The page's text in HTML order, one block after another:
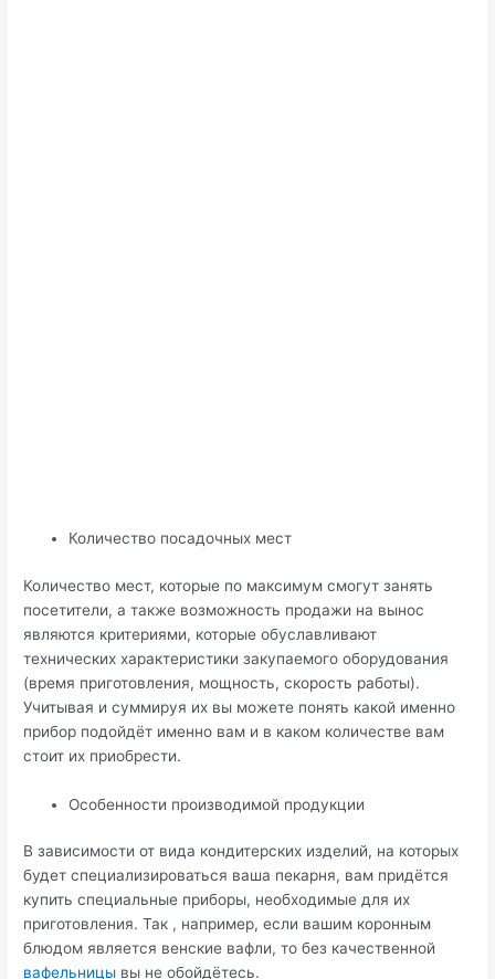
Количество посадочных мест
Количество мест, которые по максимум смогут занять
посетители, а также возможность продажи на вынос
являются критериями, которые обуславливают
технических характеристики закупаемого оборудования
(время приготовления, мощность, скорость работы).
Учитывая и суммируя их вы можете понять какой именно
прибор подойдёт именно вам и в каком количестве вам
стоит их приобрести.
Особенности производимой продукции
В зависимости от вида кондитерских изделий, на которых
будет специализироваться ваша пекарня, вам придётся
купить специальные приборы, необходимые для их
приготовления. Так , например, если вашим коронным
блюдом является венские вафли, то без качественной
вафельницы вы не обойдётесь.